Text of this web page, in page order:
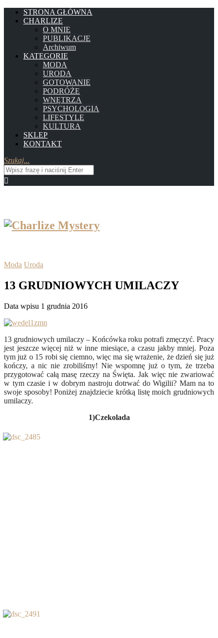
STRONA GŁÓWNA
CHARLIZE
O MNIE
PUBLIKACJE
Archiwum
KATEGORIE
MODA
URODA
GOTOWANIE
PODRÓŻE
WNĘTRZA
PSYCHOLOGIA
LIFESTYLE
KULTURA
SKLEP
KONTAKT
Szukaj...
Moda Uroda
13 GRUDNIOWYCH UMILACZY
Data wpisu 1 grudnia 2016
13 grudniowych umilaczy – Końcówka roku potrafi zmęczyć. Pracy
jest jeszcze więcej niż w inne miesiące, a czasu jakby mniej. Poza
tym już o 15 robi się ciemno, więc ma się wrażenie, że dzień się już
kończy, a nic nie zrobiliśmy! Nie wspomnę już o tym, że trzeba
przygotować całą masę rzeczy na Święta. Jak więc nie zwariować
w tym czasie i w dobrym nastroju dotrwać do Wigilii? Mam na to
swoje sposoby! Poniżej znajdziecie krótką listę moich grudniowych
umilaczy.
1)Czekolada